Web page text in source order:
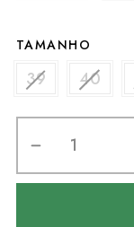
TAMANHO
39 40